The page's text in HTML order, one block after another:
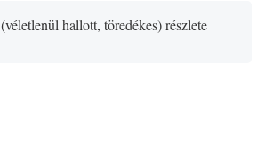
(véletlenül hallott, töredékes)részlete